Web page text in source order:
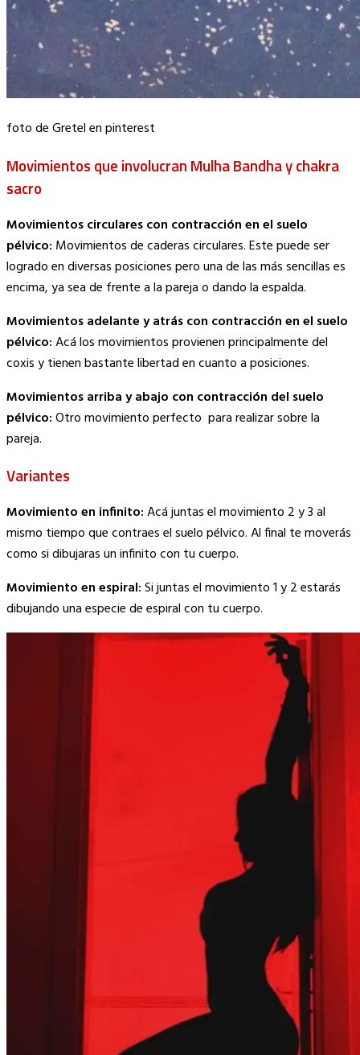
foto de Gretel en pinterest
Movimientos que involucran Mulha Bandha y chakra
sacro
Movimientos circulares con contracción en el suelo
pélvico: Movimientos de caderas circulares. Este puede ser
logrado en diversas posiciones pero una de las más sencillas es
encima, ya sea de frente a la pareja o dando la espalda.
Movimientos adelante y atrás con contracción en el suelo
pélvico:Acá los movimientos provienen principalmente del
coxis y tienen bastante libertad en cuanto a posiciones.
Movimientos arriba y abajo con contracción del suelo
pélvico:Otro movimiento perfecto para realizar sobre la
pareja.
Variantes
Movimiento en infinito:Acá juntas el movimiento 2 y 3 al
mismo tiempo que contraes el suelo pélvico. Al final te moverás
como si dibujaras un infinito con tu cuerpo.
Movimiento en espiral:Si juntas el movimiento 1 y 2 estarás
dibujando una especie de espiral con tu cuerpo.